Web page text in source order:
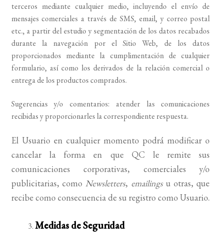
terceros mediante cualquier medio, incluyendo el envío de
mensajes comerciales a través de SMS, email, y correo postal
etc., a partir del estudio y segmentación de los datos recabados
durante la navegación por el Sitio Web, de los datos
proporcionados mediante la cumplimentación de cualquier
formulario, así como los derivados de la relación comercial o
entrega de los productos comprados.
Sugerencias y/o comentarios: atender las comunicaciones
recibidas y proporcionarles la correspondiente respuesta.
El Usuario en cualquier momento podrá modificar o
cancelar la forma en que QC le remite sus
comunicaciones corporativas, comerciales y/o
publicitarias, como Newsletters, emailingsu otras, que
recibe como consecuencia de su registro como Usuario.
Medidas de Seguridad